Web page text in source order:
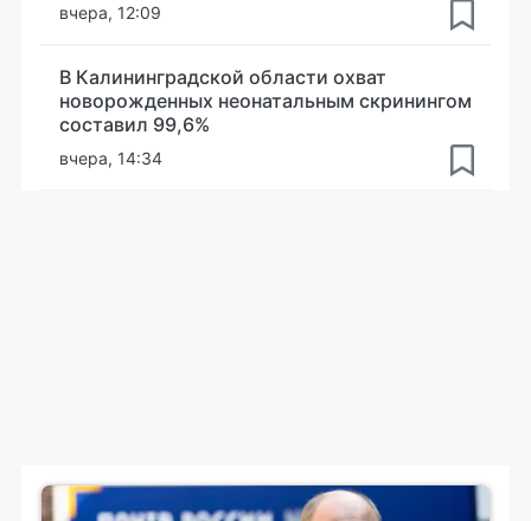
вчера, 12:09
В Калининградской области охват
новорожденных неонатальным скринингом
составил 99,6%
вчера, 14:34